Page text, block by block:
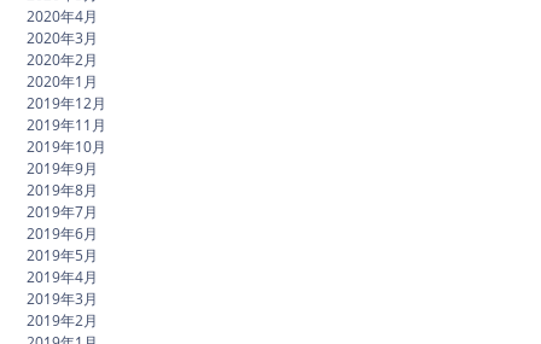
2020年4月
2020年3月
2020年2月
2020年1月
2019年12月
2019年11月
2019年10月
2019年9月
2019年8月
2019年7月
2019年6月
2019年5月
2019年4月
2019年3月
2019年2月